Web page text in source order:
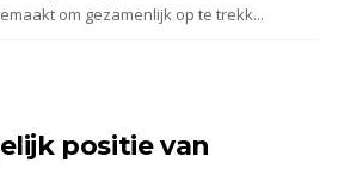
om gezamenlijk op te trekk...
positie van